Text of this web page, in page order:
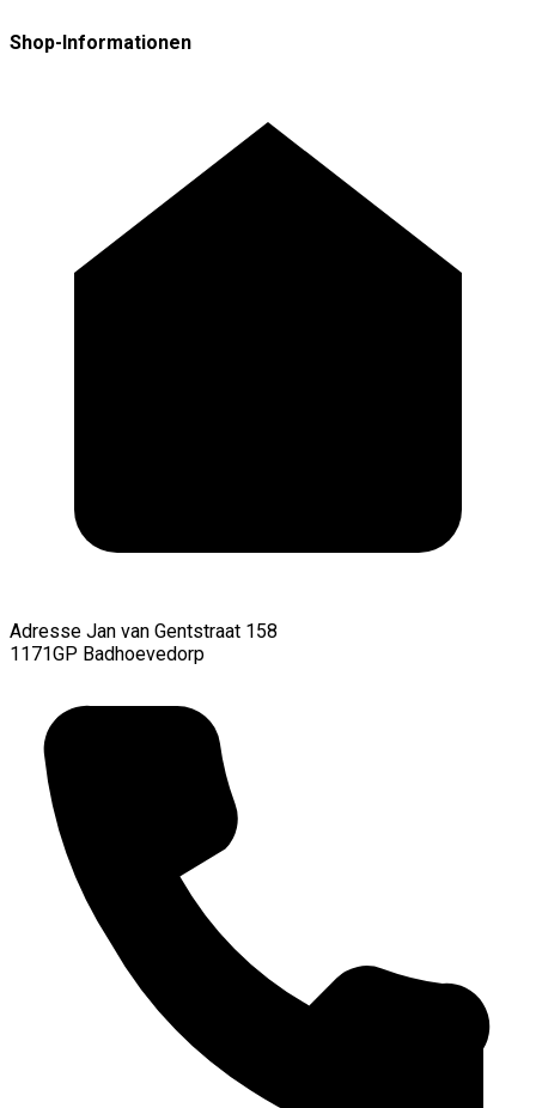
Shop-Informationen
Adresse Jan van Gentstraat 158
1171GP Badhoevedorp